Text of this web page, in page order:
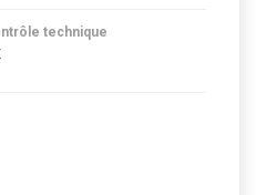
technique